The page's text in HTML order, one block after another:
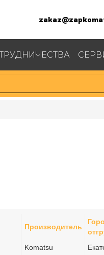
Производитель
Komatsu